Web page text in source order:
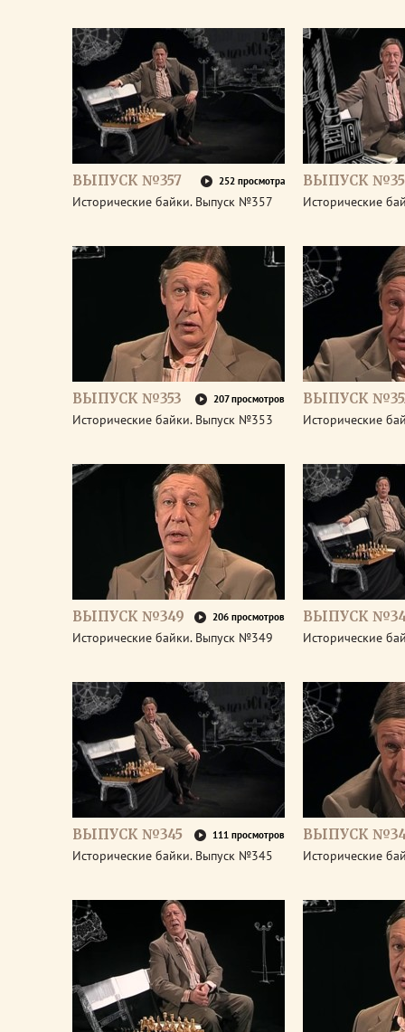
ВЫПУСК №357 252 просмотра
Исторические байки. Выпуск №357
ВЫПУСК
Исторические
ВЫПУСК №353 207 просмотров
Исторические байки. Выпуск №353
ВЫПУСК
Исторические
ВЫПУСК №349 206 просмотров
Исторические байки. Выпуск №349
ВЫПУСК
Исторические
ВЫПУСК №345 111 просмотров
Исторические байки. Выпуск №345
ВЫПУСК
Исторические